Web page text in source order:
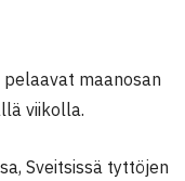
maanosan
viikolla.
Sveitsissä tyttöjen